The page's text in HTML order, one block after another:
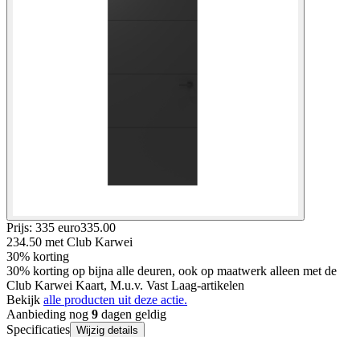
Prijs: 335 euro335.00
234.50 met Club Karwei
30% korting
30% korting op bijna alle deuren, ook op maatwerk alleen met de
Club Karwei Kaart, M.u.v. Vast Laag-artikelen
Bekijk alle producten uit deze actie.
Aanbieding nog 9 dagen geldig
Specificaties Wijzig details